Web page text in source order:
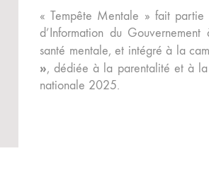
« Tempête Mentale » fait
d’Information du
santé mentale, et intégré à la
», dédiée à la parentalité et à
nationale 2025.